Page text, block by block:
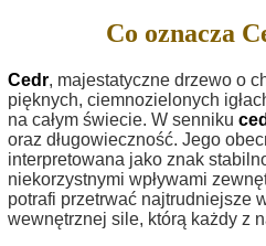
Co oznacza
Cedr, majestatyczne drzewo o
pięknych, ciemnozielonych
na całym świecie. W senniku
oraz długowieczność. Jego
interpretowana jako znak
niekorzystnymi wpływami
potrafi przetrwać najtrudniejsze
wewnętrznej sile, którą każdy z